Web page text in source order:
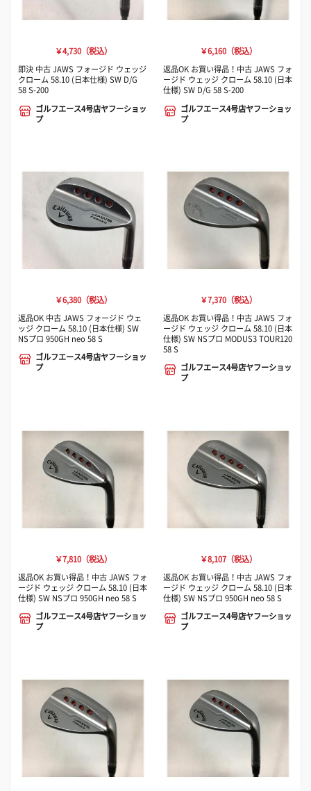
￥4,730（税込）
即決 中古 JAWS フォージド ウェッジ
クローム 58.10 (日本仕様) SW D/G
58 S-200
ゴルフエース4号店ヤフーショッ
プ
￥6,160（税込）
返品OK お買い得品！中古 JAWS フォ
ージド ウェッジ クローム 58.10 (日本
仕様) SW D/G 58 S-200
ゴルフエース4号店ヤフーショッ
プ
￥6,380（税込）
返品OK 中古 JAWS フォージド ウェ
ッジ クローム 58.10 (日本仕様) SW
NSプロ 950GH neo 58 S
ゴルフエース4号店ヤフーショッ
プ
￥7,370（税込）
返品OK お買い得品！中古 JAWS フォ
ージド ウェッジ クローム 58.10 (日本
仕様) SW NSプロ MODUS3 TOUR120
58 S
ゴルフエース4号店ヤフーショッ
プ
￥7,810（税込）
返品OK お買い得品！中古 JAWS フォ
ージド ウェッジ クローム 58.10 (日本
仕様) SW NSプロ 950GH neo 58 S
ゴルフエース4号店ヤフーショッ
プ
￥8,107（税込）
返品OK お買い得品！中古 JAWS フォ
ージド ウェッジ クローム 58.10 (日本
仕様) SW NSプロ 950GH neo 58 S
ゴルフエース4号店ヤフーショッ
プ